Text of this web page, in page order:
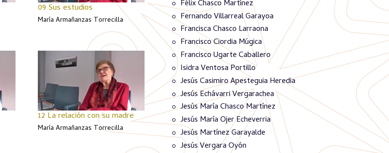
09 Sus estudios
María Armañanzas Torrecilla
12 La relación con su madre
María Armañanzas Torrecilla
Félix Chasco Martínez
Fernando Villarreal Garayoa
Francisca Chasco Larraona
Francisco Ciordia Múgica
Francisco Ugarte Caballero
Isidra Ventosa Portillo
Jesús Casimiro Apesteguia Heredia
Jesús Echávarri Vergarachea
Jesús María Chasco Martínez
Jesús María Ojer Echeverria
Jesús Martínez Garayalde
Jesús Vergara Oyón